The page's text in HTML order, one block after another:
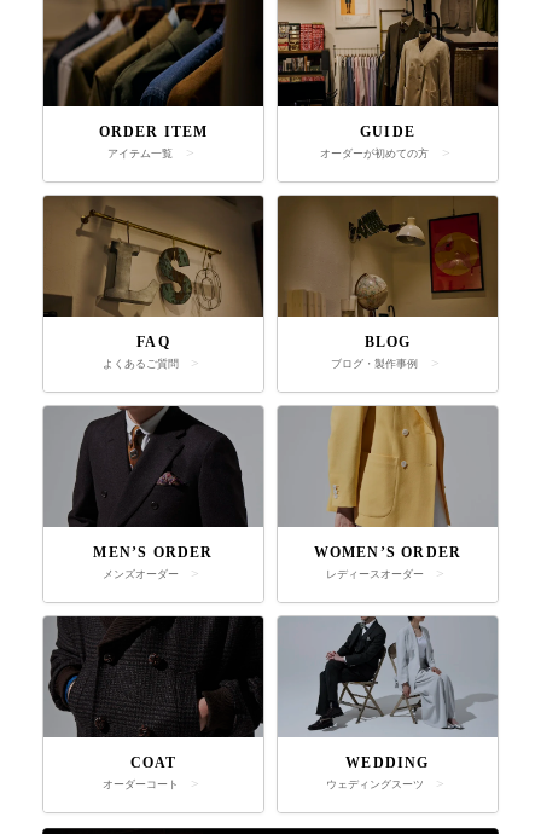
ORDER ITEM
アイテム一覧
GUIDE
オーダーが初めての方
FAQ
よくあるご質問
BLOG
ブログ・製作事例
MEN’S ORDER
メンズオーダー
WOMEN’S ORDER
レディースオーダー
COAT
オーダーコート
WEDDING
ウェディングスーツ